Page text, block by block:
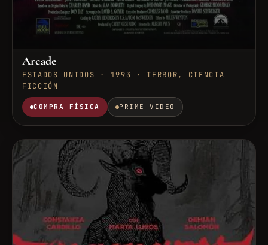
Arcade
ESTADOS UNIDOS · 1993 · TERROR, CIENCIA
FICCIÓN
COMPRA FÍSICA PRIME VIDEO